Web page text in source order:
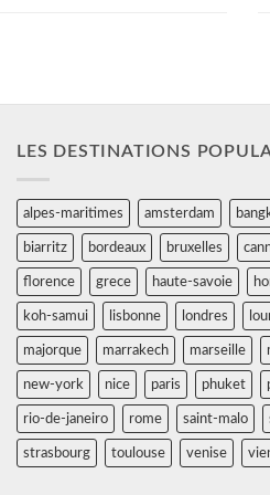
LES DESTINATIONS
alpes-maritimes amsterdam
biarritz bordeaux bruxelles
florence grece haute-savoie
koh-samui lisbonne londres
majorque marrakech marseille
new-york nice paris phuket
rio-de-janeiro rome saint-malo
strasbourg toulouse venise